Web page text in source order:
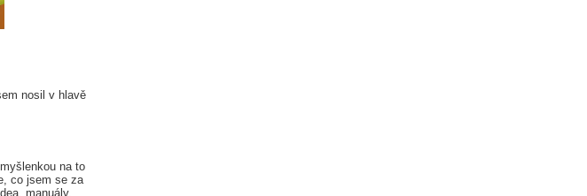
nosil v hlavě
na to
co jsem se za
manuály,